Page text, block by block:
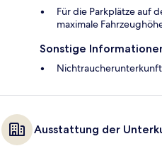
Für die Parkplätze auf
maximale
Sonstige
Nichtraucherunterkunft
Ausstattung der